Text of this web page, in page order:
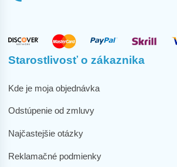
Starostlivosť o zákaznika
Kde je moja objednávka
Odstúpenie od zmluvy
Najčastejšie otázky
Reklamačné podmienky